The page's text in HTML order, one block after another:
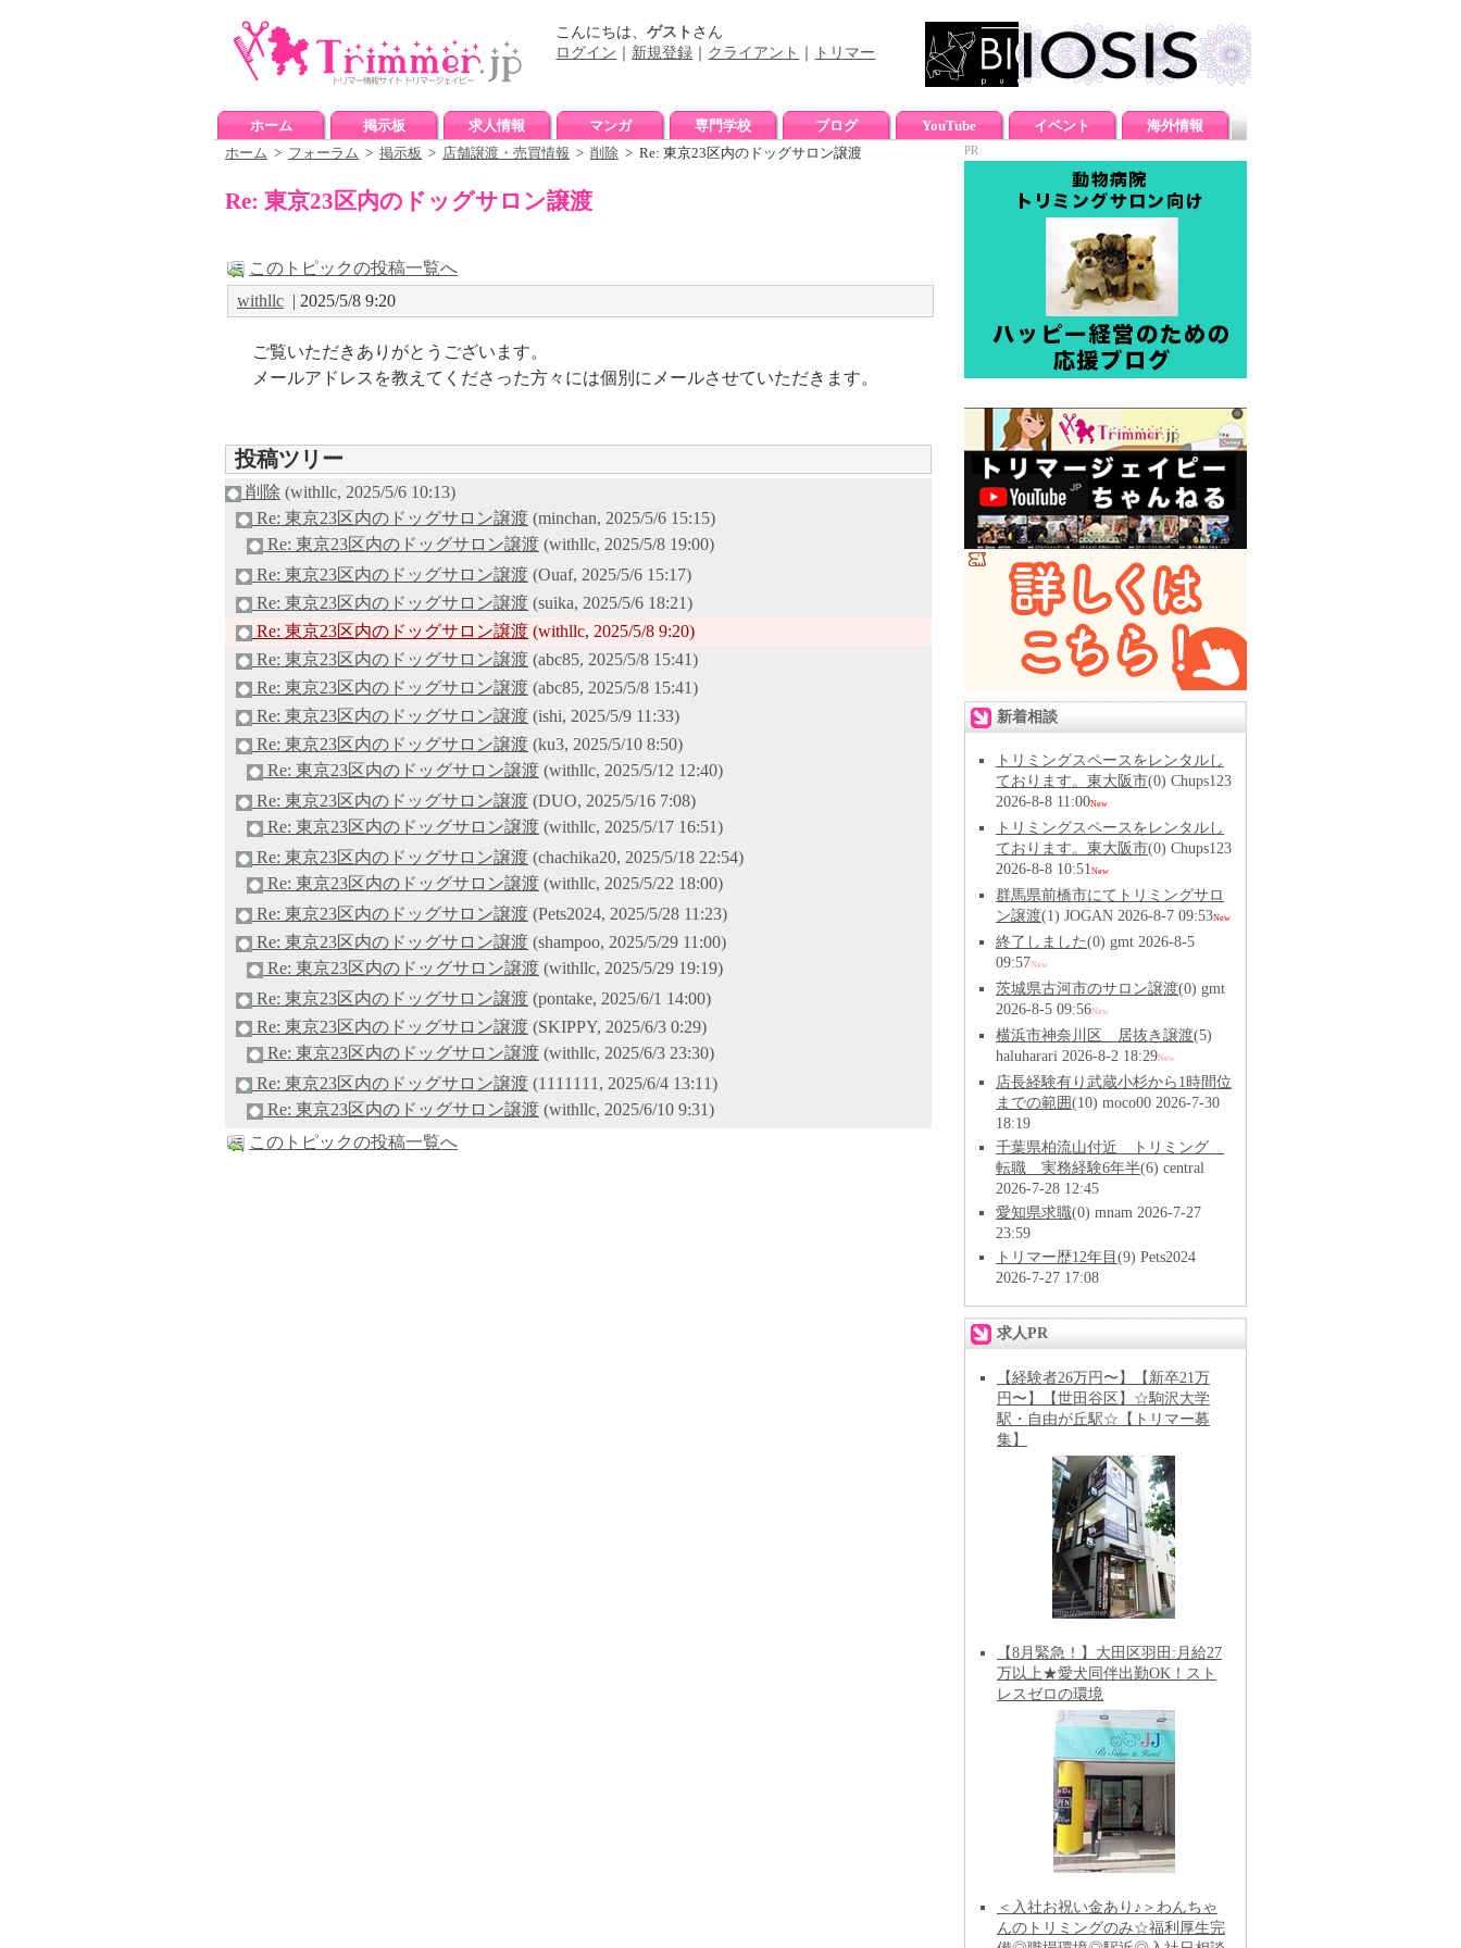
こんにちは、ゲスト さん
ログイン
新規登録 クライアント トリマー
ホーム 掲示板 求人情報 マンガ 専門学校 ブログ YouTube イベント
海外情報
ホーム > フォーラム > 掲示板 > 店舗譲渡・売買情報 > 削除 > Re: 東京23区内のドッグサロン譲渡
Re: 東京23区内のドッグサロン譲渡
このトピックの投稿一覧へ
withllc | 2025/5/8 9:20
ご覧いただきありがとうございます。
メールアドレスを教えてくださった方々には個別にメールさせていただきます。
投稿ツリー
削除 (withllc, 2025/5/6 10:13)
Re: 東京23区内のドッグサロン譲渡 (minchan, 2025/5/6 15:15)
Re: 東京23区内のドッグサロン譲渡 (withllc, 2025/5/8 19:00)
Re: 東京23区内のドッグサロン譲渡 (Ouaf, 2025/5/6 15:17)
Re: 東京23区内のドッグサロン譲渡 (suika, 2025/5/6 18:21)
Re: 東京23区内のドッグサロン譲渡 (withllc, 2025/5/8 9:20)
Re: 東京23区内のドッグサロン譲渡 (abc85, 2025/5/8 15:41)
Re: 東京23区内のドッグサロン譲渡 (abc85, 2025/5/8 15:41)
Re: 東京23区内のドッグサロン譲渡 (ishi, 2025/5/9 11:33)
Re: 東京23区内のドッグサロン譲渡 (ku3, 2025/5/10 8:50)
Re: 東京23区内のドッグサロン譲渡 (withllc, 2025/5/12 12:40)
Re: 東京23区内のドッグサロン譲渡 (DUO, 2025/5/16 7:08)
Re: 東京23区内のドッグサロン譲渡 (withllc, 2025/5/17 16:51)
Re: 東京23区内のドッグサロン譲渡 (chachika20, 2025/5/18 22:54)
Re: 東京23区内のドッグサロン譲渡 (withllc, 2025/5/22 18:00)
Re: 東京23区内のドッグサロン譲渡 (Pets2024, 2025/5/28 11:23)
Re: 東京23区内のドッグサロン譲渡 (shampoo, 2025/5/29 11:00)
Re: 東京23区内のドッグサロン譲渡 (withllc, 2025/5/29 19:19)
Re: 東京23区内のドッグサロン譲渡 (pontake, 2025/6/1 14:00)
Re: 東京23区内のドッグサロン譲渡 (SKIPPY, 2025/6/3 0:29)
Re: 東京23区内のドッグサロン譲渡 (withllc, 2025/6/3 23:30)
Re: 東京23区内のドッグサロン譲渡 (1111111, 2025/6/4 13:11)
Re: 東京23区内のドッグサロン譲渡 (withllc, 2025/6/10 9:31)
このトピックの投稿一覧へ
PR
新着相談
トリミングスペースをレンタルし
ております。東大阪市(0) Chups123
2026-8-8 11:00New
トリミングスペースをレンタルし
ております。東大阪市(0) Chups123
2026-8-8 10:51New
群馬県前橋市にてトリミングサロ
ン譲渡(1) JOGAN 2026-8-7 09:53New
終了しました(0) gmt 2026-8-5
09:57New
茨城県古河市のサロン譲渡(0) gmt
2026-8-5 09:56New
横浜市神奈川区 居抜き譲渡(5)
haluharari 2026-8-2 18:29New
店長経験有り武蔵小杉から1時間位
までの範囲(10) moco00 2026-7-30
18:19
千葉県柏流山付近 トリミング
転職 実務経験6年半(6) central
2026-7-28 12:45
愛知県求職(0) mnam 2026-7-27
23:59
トリマー歴12年目 (9) Pets2024
2026-7-27 17:08
求人PR
【経験者26万円〜】【新卒21万
円〜】【世田谷区】☆駒沢大学
駅・自由が丘駅☆【トリマー募
集】
【8月緊急！】大田区羽田:月給27
万以上★愛犬同伴出勤OK！スト
レスゼロの環境
＜入社お祝い金あり♪＞わんちゃ
んのトリミングのみ☆福利厚生完